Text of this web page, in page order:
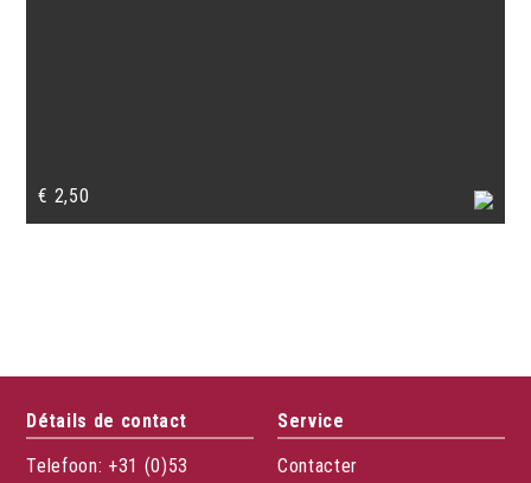
€ 2,50
Détails de contact
Telefoon: +31 (0)53
Service
Contacter